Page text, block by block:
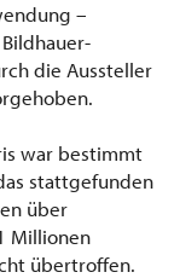
–
die Aussteller
war bestimmt
stattgefunden
über
Millionen
übertroffen.